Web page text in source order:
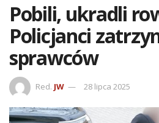
Pobili, ukradli
Policjanci
sprawców
Red. JW 28 lipca 2025